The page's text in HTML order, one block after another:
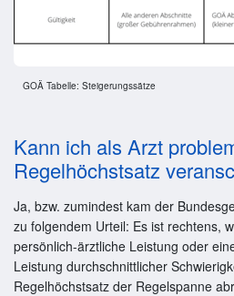
GOÄ Tabelle: Steigerungssätze
Kann ich als Arzt
Regelhöchstsatz
Ja, bzw. zumindest kam der
zu folgendem Urteil: Es ist rechtens,
persönlich-ärztliche Leistung oder
Leistung durchschnittlicher
Regelhöchstsatz der Regelspanne